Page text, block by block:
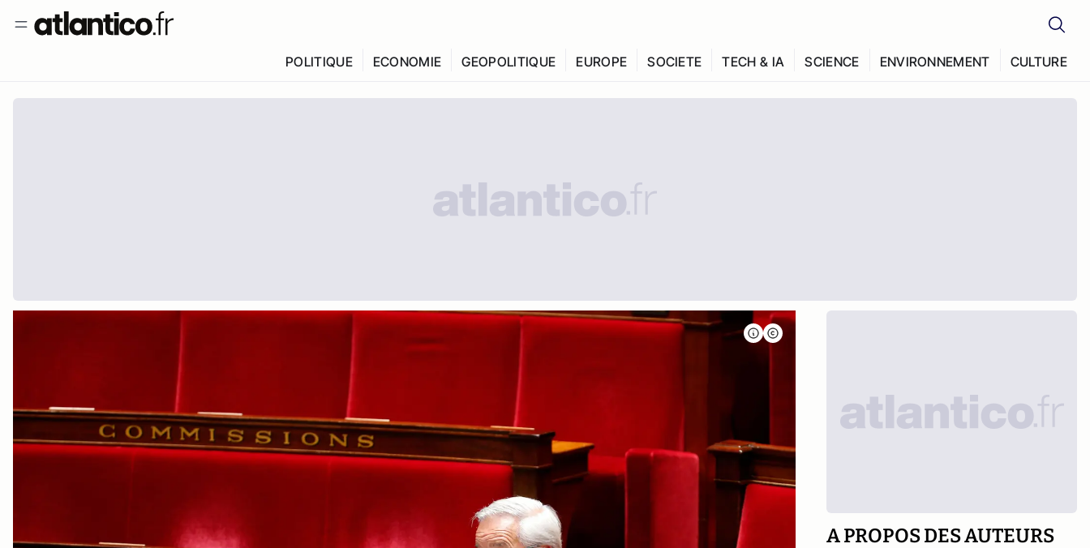
POLITIQUE ECONOMIE GEOPOLITIQUE EUROPE SOCIETE TECH & IA SCIENCE ENVIRONNEMENT CULTURE
A PROPOS DES AUTEURS